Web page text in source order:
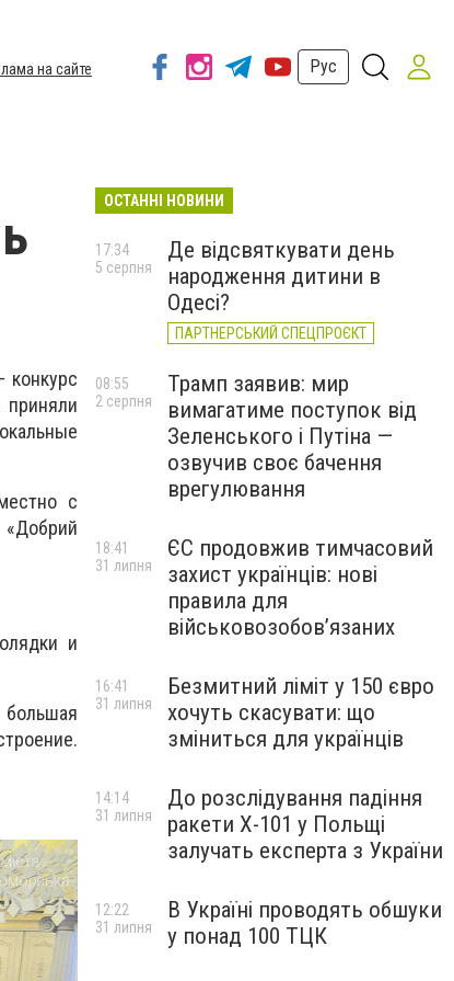
на сайте
Рус
конкурс
с
и
большая
ОСТАННІ НОВИНИ
Де відсвяткувати день
народження дитини в
Одесі?
ПАРТНЕРСЬКИЙ СПЕЦПРОЄКТ
17:34
5 серпня
Трамп заявив: мир
вимагатиме поступок від
Зеленського і Путіна —
озвучив своє бачення
врегулювання
08:55
2 серпня
ЄС продовжив тимчасовий
захист українців: нові
правила для
військовозобов’язаних
18:41
31 липня
Безмитний ліміт у 150 євро
хочуть скасувати: що
зміниться для українців
16:41
31 липня
До розслідування падіння
ракети Х-101 у Польщі
залучать експерта з України
14:14
31 липня
В Україні проводять обшуки
у понад 100 ТЦК
12:22
31 липня